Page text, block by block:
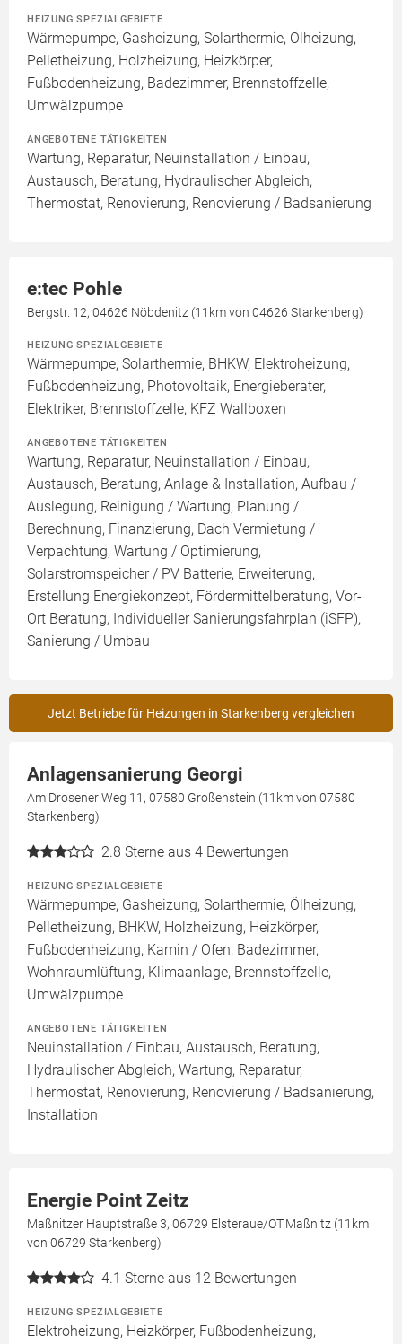
HEIZUNG SPEZIALGEBIETE
Wärmepumpe, Gasheizung, Solarthermie, Ölheizung,
Pelletheizung, Holzheizung, Heizkörper,
Fußbodenheizung, Badezimmer, Brennstoffzelle,
Umwälzpumpe
ANGEBOTENE TÄTIGKEITEN
Wartung, Reparatur, Neuinstallation / Einbau,
Austausch, Beratung, Hydraulischer Abgleich,
Thermostat, Renovierung, Renovierung / Badsanierung
e:tec Pohle
Bergstr. 12, 04626 Nöbdenitz (11km von 04626 Starkenberg)
HEIZUNG SPEZIALGEBIETE
Wärmepumpe, Solarthermie, BHKW, Elektroheizung,
Fußbodenheizung, Photovoltaik, Energieberater,
Elektriker, Brennstoffzelle, KFZ Wallboxen
ANGEBOTENE TÄTIGKEITEN
Wartung, Reparatur, Neuinstallation / Einbau,
Austausch, Beratung, Anlage & Installation, Aufbau /
Auslegung, Reinigung / Wartung, Planung /
Berechnung, Finanzierung, Dach Vermietung /
Verpachtung, Wartung / Optimierung,
Solarstromspeicher / PV Batterie, Erweiterung,
Erstellung Energiekonzept, Fördermittelberatung, Vor-
Ort Beratung, Individueller Sanierungsfahrplan (iSFP),
Sanierung / Umbau
Jetzt Betriebe für Heizungen in Starkenberg vergleichen
Anlagensanierung Georgi
Am Drosener Weg 11, 07580 Großenstein (11km von 07580
Starkenberg)
2.8 Sterne aus 4 Bewertungen
HEIZUNG SPEZIALGEBIETE
Wärmepumpe, Gasheizung, Solarthermie, Ölheizung,
Pelletheizung, BHKW, Holzheizung, Heizkörper,
Fußbodenheizung, Kamin / Ofen, Badezimmer,
Wohnraumlüftung, Klimaanlage, Brennstoffzelle,
Umwälzpumpe
ANGEBOTENE TÄTIGKEITEN
Neuinstallation / Einbau, Austausch, Beratung,
Hydraulischer Abgleich, Wartung, Reparatur,
Thermostat, Renovierung, Renovierung / Badsanierung,
Installation
Energie Point Zeitz
Maßnitzer Hauptstraße 3, 06729 Elsteraue/OT.Maßnitz (11km
von 06729 Starkenberg)
4.1 Sterne aus 12 Bewertungen
HEIZUNG SPEZIALGEBIETE
Elektroheizung, Heizkörper, Fußbodenheizung,